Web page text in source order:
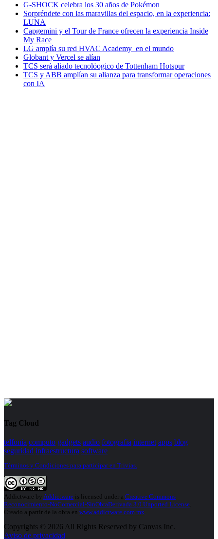
G-SHOCK celebra los 30 años de Pokémon
Sorpréndete con las maravillas del espacio, en la experiencia:
LUNA
Capgemini y el Tour de France ofrecen la experiencia Inside
My Race
LG amplía su red HVAC Academy en el mundo
Globant y Vercel se alían
TCS será aliado tecnolóogico de Tottenham Hotspur
TCS y ABB amplían su alianza para transformar operaciones
con IA
Tag Cloud
telfonia computo gadgets audio fotografia internet apps blog
seguridad infraestructura software
Términos y Condiciones para participar en Trivias.
Addictware by Addictware is licensed under a Creative Commons
Reconocimiento-NoComercial-SinObraDerivada 3.0 Unported License
Creado a partir de la obra en www.addictware.com.mx
Copyrights © 2026 All Rights Reserved by Canvas Inc.
Aviso de privacidad